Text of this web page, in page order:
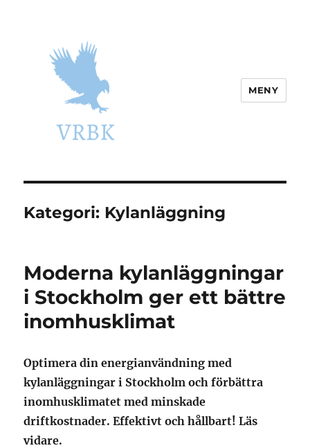
MENY
Kategori: Kylanläggning
Moderna kylanläggningar
i Stockholm ger ett bättre
inomhusklimat
Optimera din energianvändning med
kylanläggningar i Stockholm och förbättra
inomhusklimatet med minskade
driftkostnader. Effektivt och hållbart! Läs
vidare.